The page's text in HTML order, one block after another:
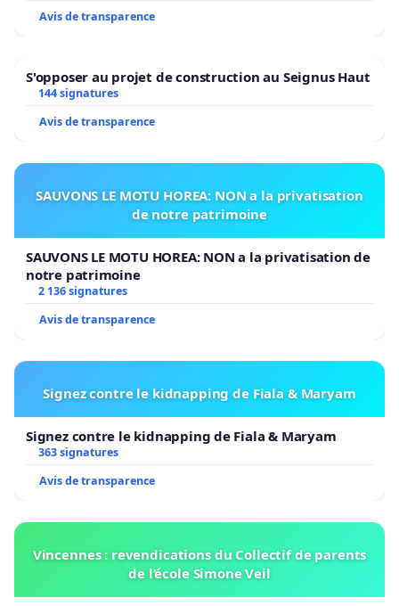
Avis de transparence
S'opposer au projet de construction au Seignus Haut
144 signatures
Avis de transparence
SAUVONS LE MOTU HOREA: NON a la privatisation
de notre patrimoine
SAUVONS LE MOTU HOREA: NON a la privatisation de
notre patrimoine
2 136 signatures
Avis de transparence
Signez contre le kidnapping de Fiala & Maryam
Signez contre le kidnapping de Fiala & Maryam
363 signatures
Avis de transparence
Vincennes : revendications du Collectif de parents
de l’école Simone Veil